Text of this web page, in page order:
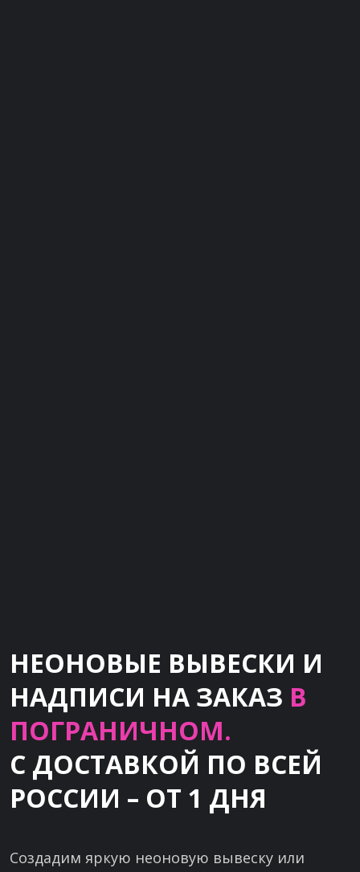
НЕОНОВЫЕ ВЫВЕСКИ И
НАДПИСИ НА ЗАКАЗ В
ПОГРАНИЧНОМ.
С ДОСТАВКОЙ ПО ВСЕЙ
РОССИИ – ОТ 1 ДНЯ
Создадим яркую неоновую вывеску или